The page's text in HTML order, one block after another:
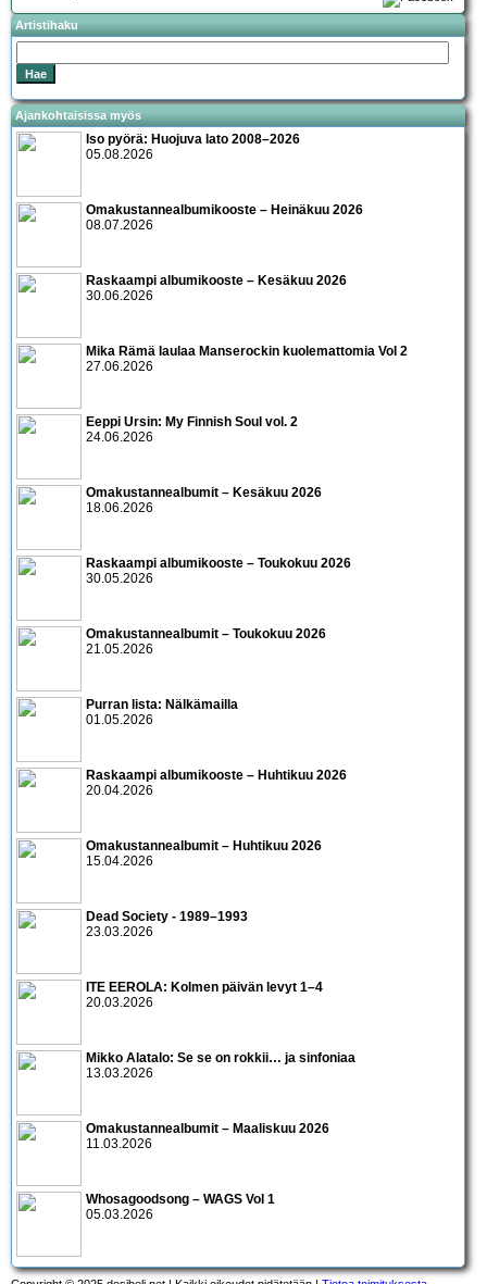
Artistihaku
Ajankohtaisissa myös
Iso pyörä: Huojuva lato 2008–2026
05.08.2026
Omakustannealbumikooste – Heinäkuu 2026
08.07.2026
Raskaampi albumikooste – Kesäkuu 2026
30.06.2026
Mika Rämä laulaa Manserockin kuolemattomia Vol 2
27.06.2026
Eeppi Ursin: My Finnish Soul vol. 2
24.06.2026
Omakustannealbumit – Kesäkuu 2026
18.06.2026
Raskaampi albumikooste – Toukokuu 2026
30.05.2026
Omakustannealbumit – Toukokuu 2026
21.05.2026
Purran lista: Nälkämailla
01.05.2026
Raskaampi albumikooste – Huhtikuu 2026
20.04.2026
Omakustannealbumit – Huhtikuu 2026
15.04.2026
Dead Society - 1989–1993
23.03.2026
ITE EEROLA: Kolmen päivän levyt 1–4
20.03.2026
Mikko Alatalo: Se se on rokkii… ja sinfoniaa
13.03.2026
Omakustannealbumit – Maaliskuu 2026
11.03.2026
Whosagoodsong – WAGS Vol 1
05.03.2026